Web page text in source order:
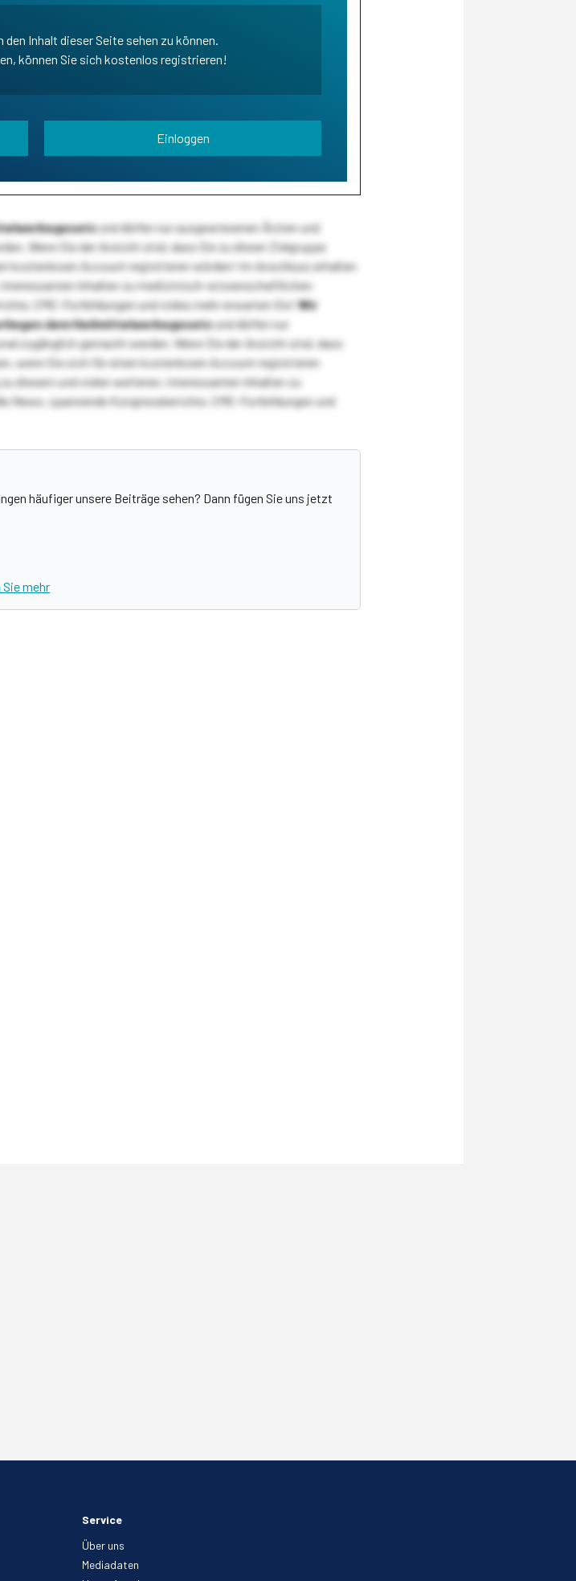
Inhalt dieser Seite sehen zu können.
können Sie sich kostenlos registrieren!
Einloggen
und dürfen nur ausgewiesenen Ärzten und
Wenn Sie der Ansicht sind, dass Sie zu dieser Zielgruppe
kostenlosen Account registrieren würden! Im Anschluss erhalten
Inhalten zu medizinisch-wissenschaftlichen
CME-Fortbildungen und vieles mehr erwarten Sie!Wir
dem Heilmittelwerbegesetzund dürfen nur
zugänglich gemacht werden. Wenn Sie der Ansicht sind, dass
wenn Sie sich für einen kostenlosen Account registrieren
diesem und vielen weiteren, interessanten Inhalten zu
spannende Kongressberichte, CME-Fortbildungen und
häufiger unsere Beiträge sehen? Dann fügen Sie uns jetzt
mehr
Service
Über uns
Mediadaten